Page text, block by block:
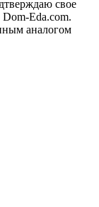
свое
Dom-Eda.com.
аналогом